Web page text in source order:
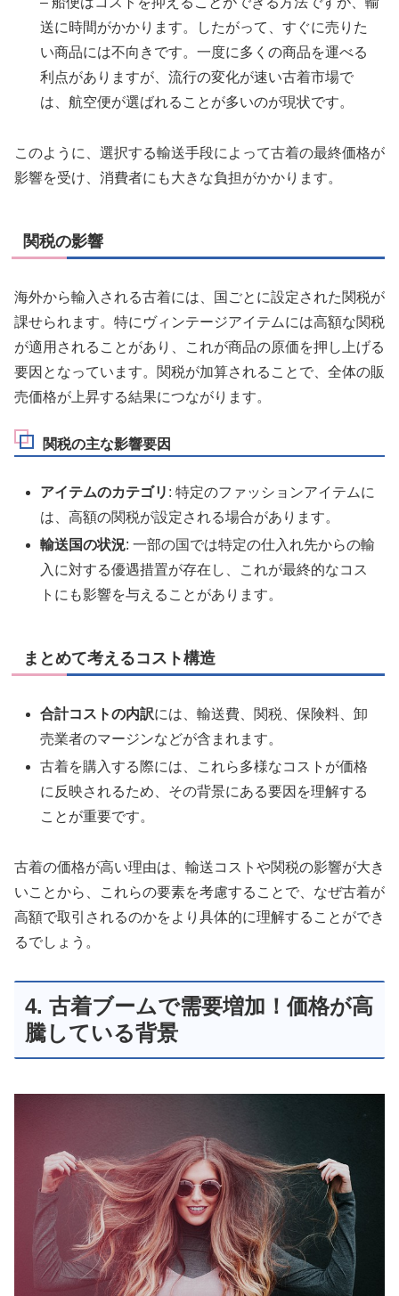
送に時間がかかります。したがって、すぐに売りた
い商品には不向きです。一度に多くの商品を運べる
利点がありますが、流行の変化が速い古着市場で
は、航空便が選ばれることが多いのが現状です。
このように、選択する輸送手段によって古着の最終価格が
影響を受け、消費者にも大きな負担がかかります。
関税の影響
海外から輸入される古着には、国ごとに設定された関税が
課せられます。特にヴィンテージアイテムには高額な関税
が適用されることがあり、これが商品の原価を押し上げる
要因となっています。関税が加算されることで、全体の販
売価格が上昇する結果につながります。
関税の主な影響要因
アイテムのカテゴリ : 特定のファッションアイテムに
は、高額の関税が設定される場合があります。
輸送国の状況: 一部の国では特定の仕入れ先からの輸
入に対する優遇措置が存在し、これが最終的なコス
トにも影響を与えることがあります。
まとめて考えるコスト構造
合計コストの内訳には、輸送費、関税、保険料、卸
売業者のマージンなどが含まれます。
古着を購入する際には、これら多様なコストが価格
に反映されるため、その背景にある要因を理解する
ことが重要です。
古着の価格が高い理由は、輸送コストや関税の影響が大き
いことから、これらの要素を考慮することで、なぜ古着が
高額で取引されるのかをより具体的に理解することができ
るでしょう。
4. 古着ブームで需要増加！価格が高
騰している背景